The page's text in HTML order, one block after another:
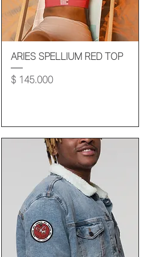
Vista rápida
ARIES SPELLIUM RED TOP
Precio
$ 145.000